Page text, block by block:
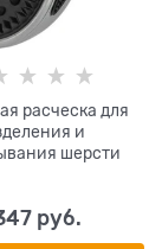
расческа для
и
шерсти
шерстью
руб.